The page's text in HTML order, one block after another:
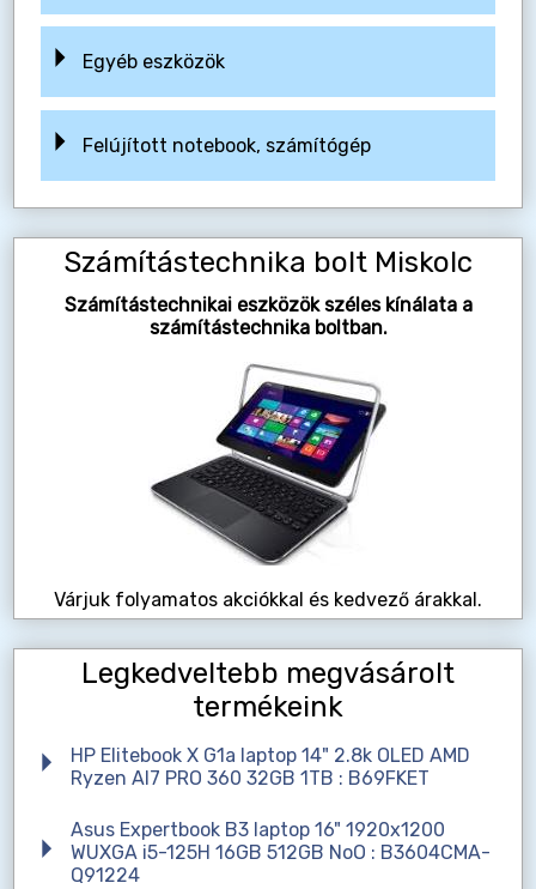
Egyéb eszközök
Felújított notebook, számítógép
Számítástechnika bolt Miskolc
Számítástechnikai eszközök széles kínálata a
számítástechnika boltban.
Várjuk folyamatos akciókkal és kedvező árakkal.
Legkedveltebb megvásárolt
termékeink
HP Elitebook X G1a laptop 14" 2.8k OLED AMD
Ryzen AI7 PRO 360 32GB 1TB : B69FKET
Asus Expertbook B3 laptop 16" 1920x1200
WUXGA i5-125H 16GB 512GB NoO : B3604CMA-
Q91224